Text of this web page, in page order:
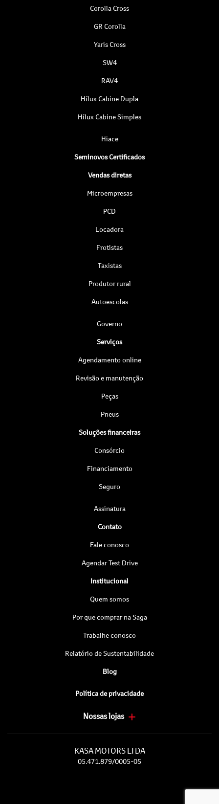
Corolla Cross
GR Corolla
Yaris Cross
SW4
RAV4
Hilux Cabine Dupla
Hilux Cabine Simples
Hiace
Seminovos Certificados
Vendas diretas
Microempresas
PCD
Locadora
Frotistas
Taxistas
Produtor rural
Autoescolas
Governo
Serviços
Agendamento online
Revisão e manutenção
Peças
Pneus
Soluções financeiras
Consórcio
Financiamento
Seguro
Assinatura
Contato
Fale conosco
Agendar Test Drive
Institucional
Quem somos
Por que comprar na Saga
Trabalhe conosco
Relatório de Sustentabilidade
Blog
Política de privacidade
Nossas lojas
KASA MOTORS LTDA
05.471.879/0005-05